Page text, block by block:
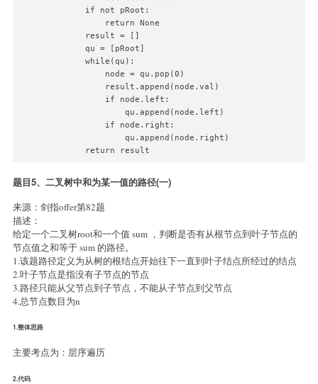
        if not pRoot:
            return None
        result = []
        qu = [pRoot]
        while(qu):
            node = qu.pop(0)
            result.append(node.val)
            if node.left:
                qu.append(node.left)
            if node.right:
                qu.append(node.right)
题目5、二叉树中和为某一值的路径(一)
来源：剑指offer第82题
描述：
给定一个二叉树root和一个值 sum ，判断是否有从根节点到叶子节点的
节点值之和等于 sum 的路径。
1.该题路径定义为从树的根结点开始往下一直到叶子结点所经过的结点
2.叶子节点是指没有子节点的节点
3.路径只能从父节点到子节点，不能从子节点到父节点
4.总节点数目为n
1.整体思路
主要考点为：层序遍历
2.代码